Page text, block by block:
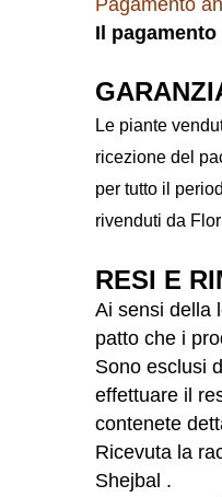
Pagamento
Il
Le piante
ricezione del
per tutto il
rivenduti da
RESI E
Ai sensi della
patto che i
Sono esclusi
effettuare il
contenete
Ricevuta la
Shejbal .